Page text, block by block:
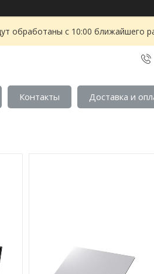
обработаны с 10:00 ближайшего
Контакты Доставка и